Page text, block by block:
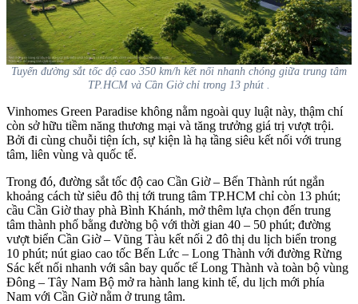
Tuyến đường sắt tốc độ cao 350 km/h kết nối nhanh chóng giữa trung tâm
TP.HCM và Cần Giờ chỉ trong 13 phút .
Vinhomes Green Paradise không nằm ngoài quy luật này, thậm chí
còn sở hữu tiềm năng thương mại và tăng trưởng giá trị vượt trội.
Bởi đi cùng chuỗi tiện ích, sự kiện là hạ tầng siêu kết nối với trung
tâm, liên vùng và quốc tế.
Trong đó, đường sắt tốc độ cao Cần Giờ – Bến Thành rút ngắn
khoảng cách từ siêu đô thị tới trung tâm TP.HCM chỉ còn 13 phút;
cầu Cần Giờ thay phà Bình Khánh, mở thêm lựa chọn đến trung
tâm thành phố bằng đường bộ với thời gian 40 – 50 phút; đường
vượt biển Cần Giờ – Vũng Tàu kết nối 2 đô thị du lịch biển trong
10 phút; nút giao cao tốc Bến Lức – Long Thành với đường Rừng
Sác kết nối nhanh với sân bay quốc tế Long Thành và toàn bộ vùng
Đông – Tây Nam Bộ mở ra hành lang kinh tế, du lịch mới phía
Nam với Cần Giờ nằm ở trung tâm.